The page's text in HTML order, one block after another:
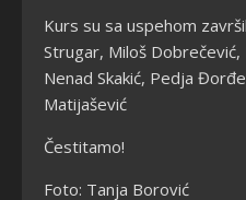
Kurs su sa uspehom
Strugar, Miloš
Nenad Skakić, Pedja
Matijašević
Čestitamo!
Foto: Tanja Borović